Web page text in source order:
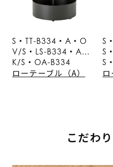
S・TT-B334・A・O
V/S・LS-B334・A・B
K/S・OA-B334
ローテーブル（A）
S
S
S
こだわ